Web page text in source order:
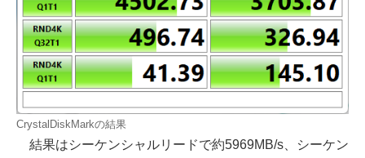
CrystalDiskMarkの結果
結果はシーケンシャルリードで約5969MB/s、シーケン